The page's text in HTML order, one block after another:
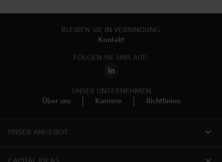
BLEIBEN SIE IN VERBINDUNG
Kontakt
FOLGEN SIE UNS AUF:
UNSER UNTERNEHMEN
Über uns
Karriere Richtlinien
UNSER ANGEBOT expand_more